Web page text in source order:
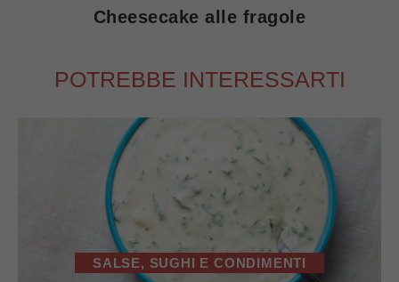
Cheesecake alle fragole
POTREBBE INTERESSARTI
SALSE, SUGHI E CONDIMENTI